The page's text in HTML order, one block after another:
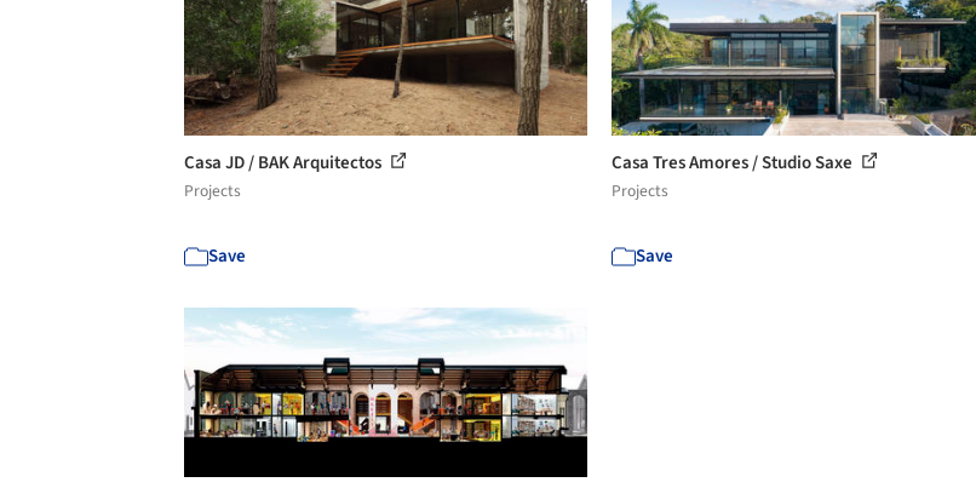
Casa JD / BAK Arquitectos
Projects
Save
Casa Tres Amores / Studio Saxe
Projects
Save